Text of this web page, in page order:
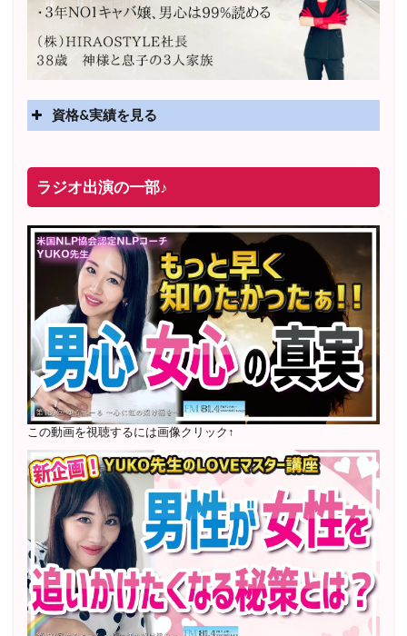
資格&実績を見る
2025年4月〜 altruismコミュニティ×講座オンラインサ
2025年5月〜 FMラジオ79.9「LOVEマスター講座」準
レギュラー出演中！
2023年12月〜 FM81.4ラジオFMハイホー「LOVEマス
ター講座」準レギュラー出演中！
〜2025年5月 個別セッション相談実績 1500名越え
2022年6月〜24年7月 自己肯定感を高めるメールレッス
ン1000名以上参加
〜2024年7月 恋愛テキスト動画セット販売実績
2022年7月〜12月 グループセッション開始 限定10名
様随時満席
2022年4月 米国NLP協会認定NLPコーチ及び日本NLP能
力開発協会認定NLPコーチ資格取得
ラジオ出演の一部♪
この動画を視聴するには画像クリック↑